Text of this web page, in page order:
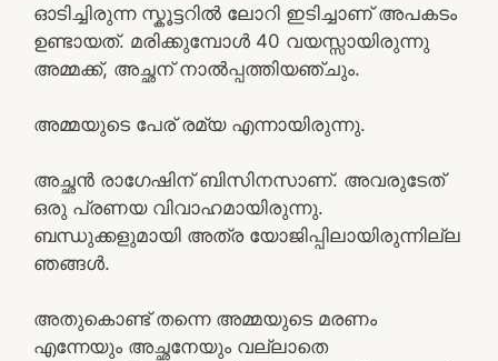
ഓടിച്ചിരുന്ന സ്കൂട്ടറിൽ ലോറി ഇടിച്ചാണ് അപകടം
ഉണ്ടായത്. മരിക്കുമ്പോൾ 40 വയസ്സായിരുന്നു
അമ്മക്ക്, അച്ഛന് നാൽപ്പത്തിയഞ്ചും.
അമ്മയുടെ പേര് രമ്യ എന്നായിരുന്നു.
അച്ഛൻ രാഗേഷിന് ബിസിനസാണ്. അവരുടേത്
ഒരു പ്രണയ വിവാഹമായിരുന്നു.
ബന്ധുക്കളുമായി അത്ര യോജിപ്പിലായിരുന്നില്ല
ഞങ്ങൾ.
അതുകൊണ്ട് തന്നെ അമ്മയുടെ മരണം
എന്നേയും അച്ഛനേയും വല്ലാതെ